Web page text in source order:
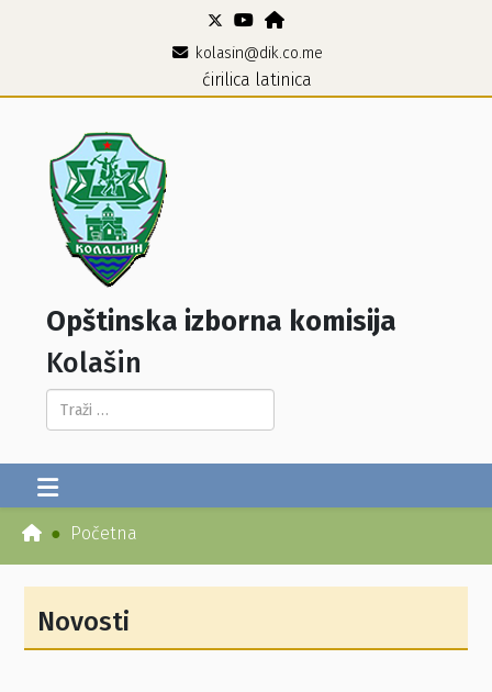
kolasin@dik.co.me
ćirilica latinica
Opštinska izborna komisija
Kolašin
Pretraga...
Početna
Novosti